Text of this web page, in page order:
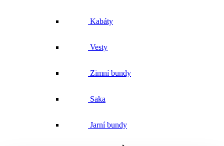
Kabáty
Vesty
Zimní bundy
Saka
Jarní bundy